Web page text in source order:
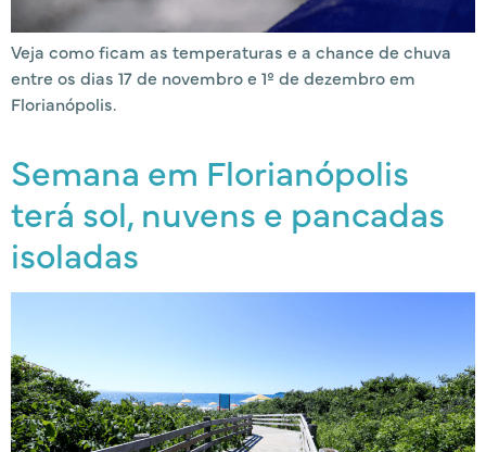
Veja como ficam as temperaturas e a chance de chuva
entre os dias 17 de novembro e 1º de dezembro em
Florianópolis.
Semana em Florianópolis
terá sol, nuvens e pancadas
isoladas